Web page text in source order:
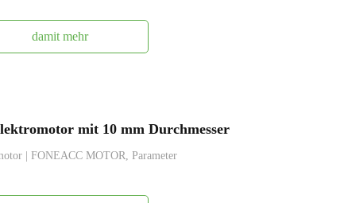
damit mehr
mit 10 mm Durchmesser
| FONEACC MOTOR, Parameter